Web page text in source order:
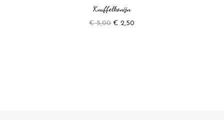
Knuffelkonijn
€5,00 € 2,50